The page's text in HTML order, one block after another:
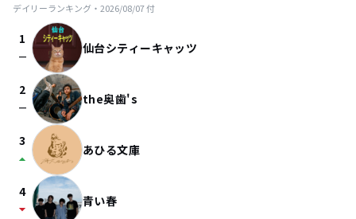
デイリーランキング・ 2026/08/07付
1
check_indeterminate_small 仙台シティーキャッツ
2
check_indeterminate_small the奥歯's
3
arrow_drop_up あひる文庫
4
arrow_drop_down 青い春